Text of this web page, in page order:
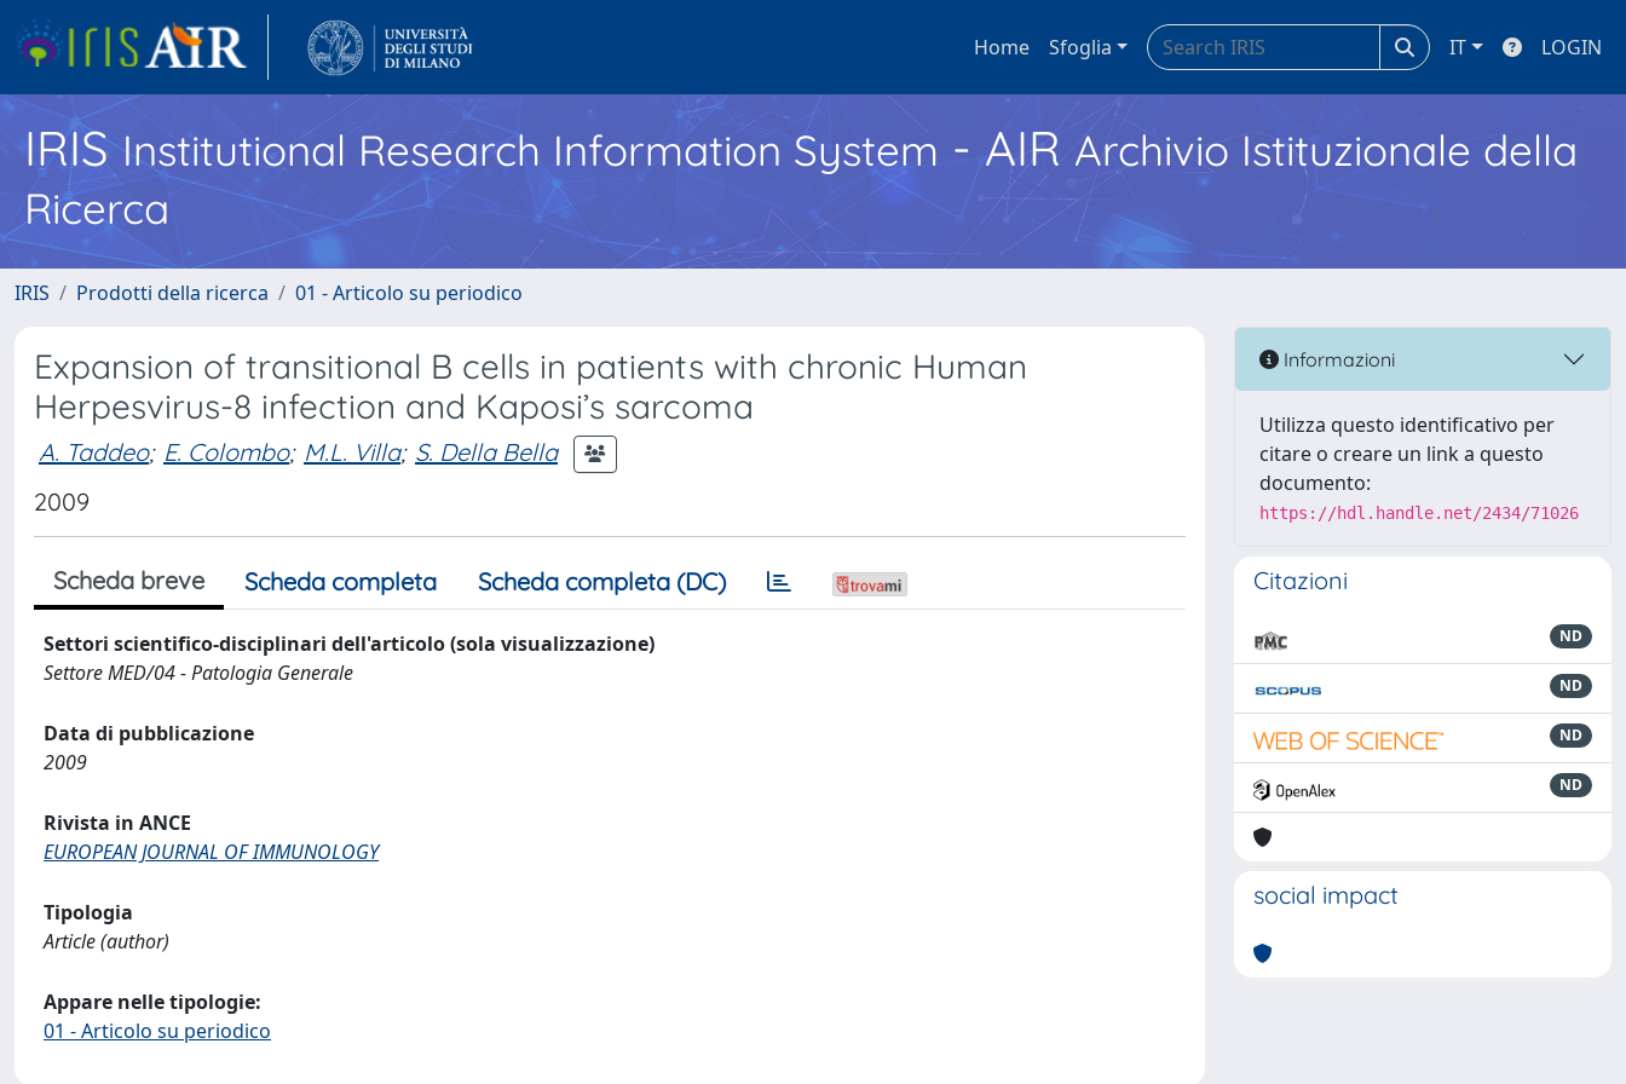
Home Sfoglia IT LOGIN
IRISInstitutional Research Information System - AIR Archivio Istituzionale della
Ricerca
IRIS Prodotti della ricerca 01 - Articolo su periodico
Expansion of transitional B cells in patients with chronic Human
Herpesvirus-8 infection and Kaposi’s sarcoma
A. Taddeo; E. Colombo; M.L. Villa; S. Della Bella
2009
Scheda breve Scheda completa Scheda completa (DC)
Settori scientifico-disciplinari dell'articolo (sola visualizzazione)
Settore MED/04 - Patologia Generale
Data di pubblicazione
2009
Rivista in ANCE
EUROPEAN JOURNAL OF IMMUNOLOGY
Tipologia
Article (author)
Appare nelle tipologie:
01 - Articolo su periodico
Informazioni
Utilizza questo identificativo per
citare o creare un link a questo
documento:
https://hdl.handle.net/2434/71026
Citazioni
ND
ND
ND
ND
social impact